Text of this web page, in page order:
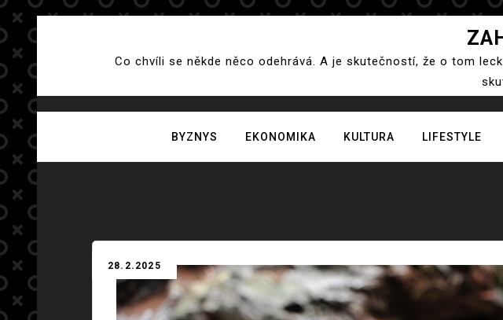
Skip
to
content
Co chvíli se někde něco odehrává. A je skutečností, že o tom
BYZNYS EKONOMIKA KULTURA LIFESTYLE
28.2.2025